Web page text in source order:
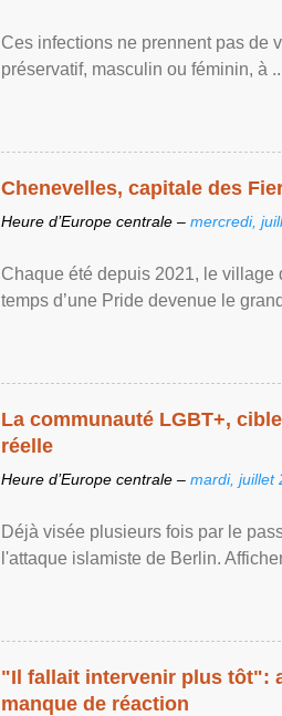
Ces infections ne prennent pas de
préservatif, masculin ou féminin, à
Chenevelles, capitale des
Heure d’Europe centrale – mercredi,
Chaque été depuis 2021, le
temps d’une Pride devenue le
La communauté LGBT+,
réelle
Heure d’Europe centrale – mardi, juillet
Déjà visée plusieurs fois par le
l'attaque islamiste de Berlin.
"Il fallait intervenir plus tôt":
manque de réaction